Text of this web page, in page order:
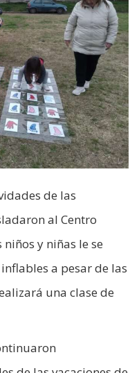
de las
al Centro
y niñas le se
a pesar de las
una clase de